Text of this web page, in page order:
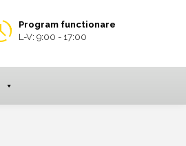
Program functionare
L-V: 9:00 - 17:00